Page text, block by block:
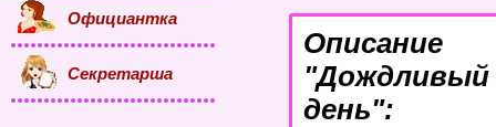
день":
Официантка
Секретарша